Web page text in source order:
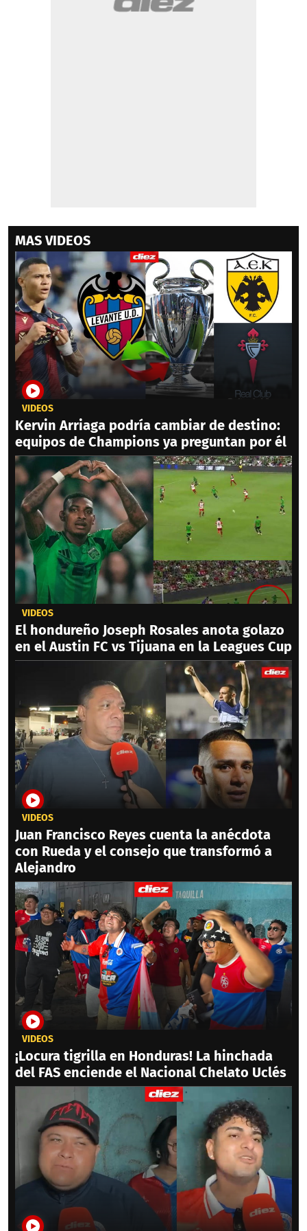
MAS VIDEOS
VIDEOS
Kervin Arriaga podría cambiar de destino:
equipos de Champions ya preguntan por él
VIDEOS
El hondureño Joseph Rosales anota golazo
en el Austin FC vs Tijuana en la Leagues Cup
VIDEOS
Juan Francisco Reyes cuenta la anécdota
con Rueda y el consejo que transformó a
Alejandro
VIDEOS
¡Locura tigrilla en Honduras! La hinchada
del FAS enciende el Nacional Chelato Uclés